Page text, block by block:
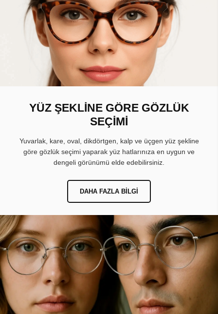
YÜZ ŞEKLİNE GÖRE GÖZLÜK
SEÇİMİ
Yuvarlak, kare, oval, dikdörtgen, kalp ve üçgen yüz şekline
göre gözlük seçimi yaparak yüz hatlarınıza en uygun ve
dengeli görünümü elde edebilirsiniz.
DAHA FAZLA BILGI